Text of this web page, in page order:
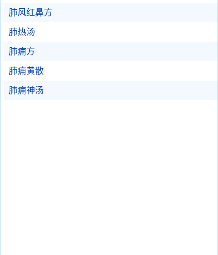
肺风红鼻方
肺热汤
肺痈方
肺痈黄散
肺痈神汤